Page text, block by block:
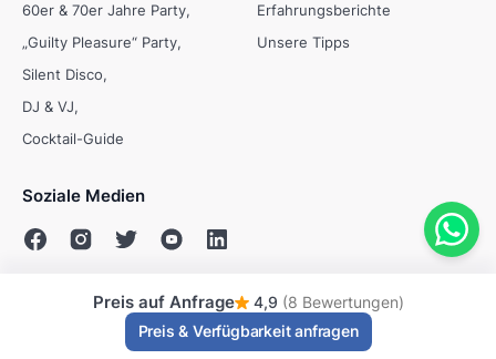
Preis auf Anfrage 4,9 (8 Bewertungen)
Preis & Verfügbarkeit anfragen
60er & 70er Jahre Party
„Guilty Pleasure“ Party
Silent Disco
DJ & VJ
Cocktail-Guide
Erfahrungsberichte
Unsere Tipps
Soziale Medien
© Evenses 2009 - 2026